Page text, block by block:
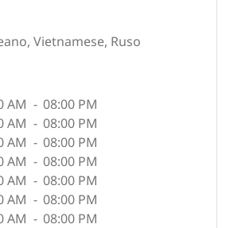
Vietnamese, Ruso
AM - 08:00 PM
AM - 08:00 PM
AM - 08:00 PM
AM - 08:00 PM
AM - 08:00 PM
AM - 08:00 PM
AM - 08:00 PM